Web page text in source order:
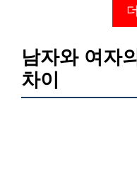
남자와 여자
차이